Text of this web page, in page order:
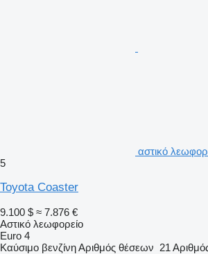
αστικό
5
Toyota Coaster
9.100 $ ≈ 7.876 €
Αστικό λεωφορείο
Euro 4
Καύσιμο βενζίνηΑριθμός θέσεων 21